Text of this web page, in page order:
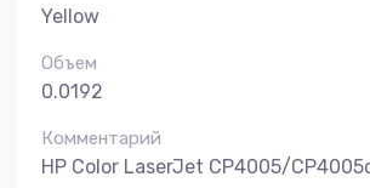
Yellow
Объем
0.0192
Комментарий
HP Color LaserJet CP4005/